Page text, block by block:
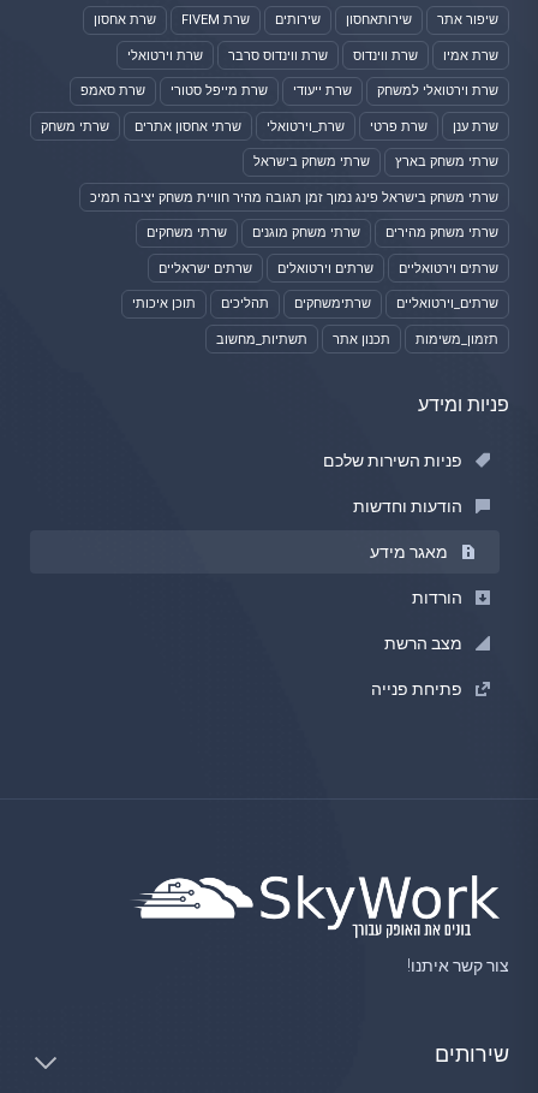
שיפור אתר שירותאחסון שירותים שרת FIVEM שרת אחסון
שרת אמיו שרת ווינדוס שרת ווינדוס סרבר שרת וירטואלי
שרת וירטואלי למשחק שרת ייעודי שרת מייפל סטורי שרת סאמפ
שרת ענן שרת פרטי שרת_וירטואלי שרתי אחסון אתרים שרתי משחק
שרתי משחק בארץ שרתי משחק בישראל
שרתי משחק בישראל פינג נמוך זמן תגובה מהיר חוויית משחק יציבה תמיכ
שרתי משחק מהירים שרתי משחק מוגנים שרתי משחקים
שרתים וירטואליים שרתים וירטואלים שרתים ישראליים
שרתים_וירטואליים שרתימשחקים תהליכים תוכן איכותי
תזמון_משימות תכנון אתר תשתיות_מחשוב
פניות ומידע
פניות השירות שלכם
הודעות וחדשות
מאגר מידע
הורדות
מצב הרשת
פתיחת פנייה
צור קשר איתנו!
שירותים